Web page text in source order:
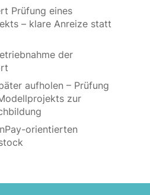
Prüfung eines
– klare Anreize statt
der
aufholen – Prüfung
zur
orientierten